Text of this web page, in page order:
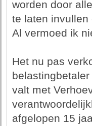
worden door
te laten invullen
Al vermoed ik
Het nu pas
valt met
afgelopen 15